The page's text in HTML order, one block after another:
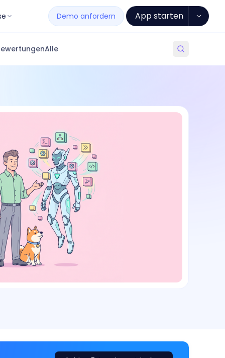
Demo anfordern App starten
Alle